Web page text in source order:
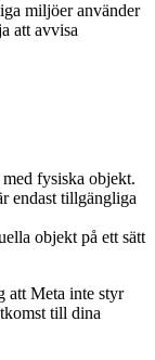
miljöer använder
att avvisa
fysiska objekt.
endast tillgängliga
objekt på ett sätt
att Meta inte styr
till dina